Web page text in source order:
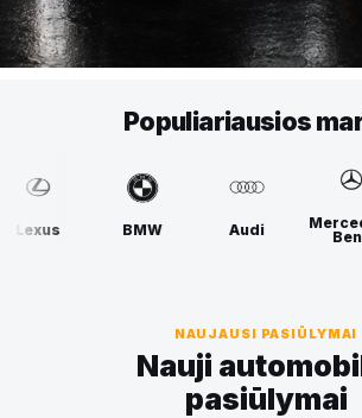
Populiariausios
BMW
Mercedes-
NAUJAUSI PASIŪLYMAI
Nauji
pasiūlymai